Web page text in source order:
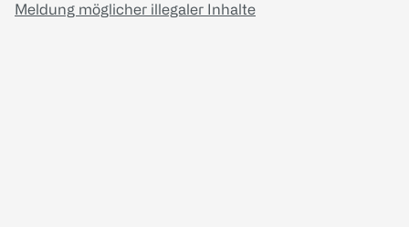
Meldung möglicher illegaler Inhalte